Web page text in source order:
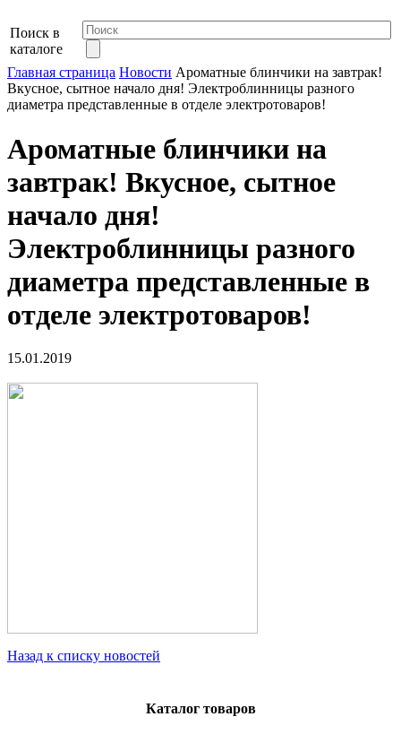
Поиск в
каталоге
Главная страница Новости Ароматные блинчики на завтрак!
Вкусное, сытное начало дня! Электроблинницы разного
диаметра представленные в отделе электротоваров!
Ароматные блинчики на
завтрак! Вкусное, сытное
начало дня!
Электроблинницы разного
диаметра представленные в
отделе электротоваров!
15.01.2019
Назад к списку новостей
Каталог товаров